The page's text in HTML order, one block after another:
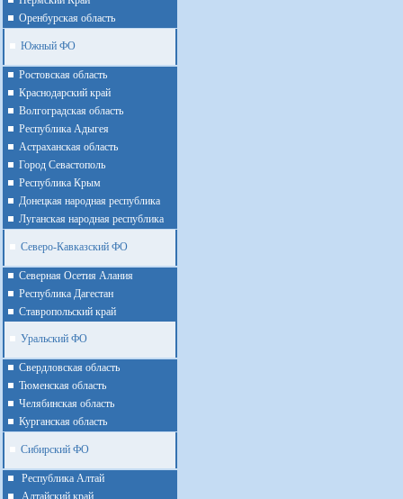
Оренбурская область
Южный ФО
Ростовская область
Краснодарский край
Волгоградская область
Республика Адыгея
Астраханская область
Город Севастополь
Республика Крым
Донецкая народная республика
Луганская народная республика
Северо-Кавказский ФО
Северная Осетия Алания
Республика Дагестан
Ставропольский край
Уральский ФО
Cвердловская область
Тюменская область
Челябинская область
Курганская область
Сибирский ФО
Республика Алтай
Алтайcкий край